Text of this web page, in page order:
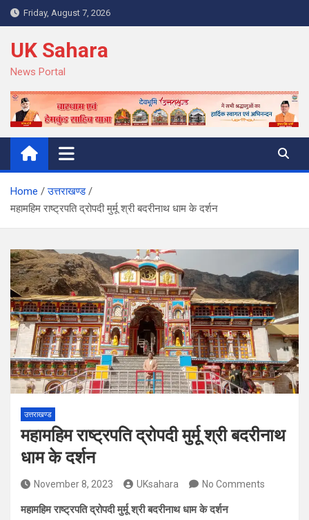
Skip
to
content
Friday, August 7, 2026
UK Sahara
News Portal
Home
उत्तराखण्ड
महामहिम राष्ट्रपति द्रोपदी मुर्मू श्री बदरीनाथ धाम के दर्शन
उत्तराखण्ड
महामहिम राष्ट्रपति द्रोपदी मुर्मू श्री बदरीनाथ
धाम के दर्शन
November 8, 2023 UKsahara No Comments
महामहिम राष्ट्रपति द्रोपदी मुर्मू श्री बदरीनाथ धाम के दर्शन